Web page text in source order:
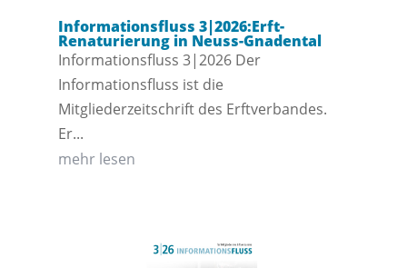
Informationsfluss 3|2026:Erft-
Renaturierung in Neuss-Gnadental
Informationsfluss 3|2026 Der
Informationsfluss ist die
Mitgliederzeitschrift des Erftverbandes.
Er...
mehr lesen